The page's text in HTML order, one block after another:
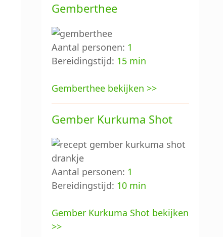
Gemberthee
Aantal personen: 1
Bereidingstijd: 15 min
Gemberthee bekijken >>
Gember Kurkuma Shot
Aantal personen: 1
Bereidingstijd: 10 min
Gember Kurkuma Shot bekijken
>>